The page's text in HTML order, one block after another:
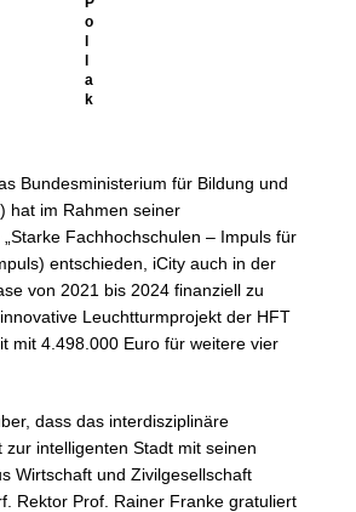
o
a
k
Bundesministerium für Bildung und
hat im Rahmen seiner
Fachhochschulen – Impuls für
entschieden, iCity auch in der
von 2021 bis 2024 finanziell zu
Leuchtturmprojekt der HFT
mit 4.498.000 Euro für weitere vier
dass das interdisziplinäre
zur intelligenten Stadt mit seinen
Wirtschaft und Zivilgesellschaft
Rektor Prof. Rainer Franke gratuliert